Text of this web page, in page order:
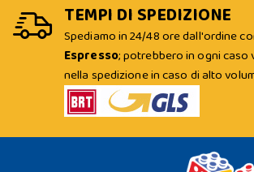
TEMPI DI SPEDIZIONE
Spediamo in 24/48 ore dall'ordine
Espresso; potrebbero in ogni caso
nella spedizione in caso di alto